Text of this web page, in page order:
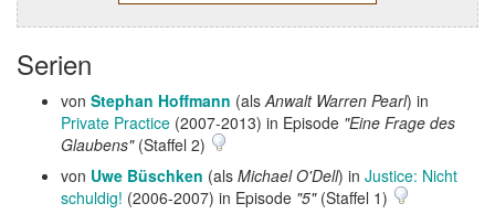
Serien
von Stephan Hoffmann (alsAnwalt Warren Pearl) in
Private Practice (2007-2013) in Episode "Eine Frage des
Glaubens"(Staffel 2)
von Uwe Büschken (als Michael O'Dell) in Justice: Nicht
schuldig! (2006-2007) in Episode "5"(Staffel 1)